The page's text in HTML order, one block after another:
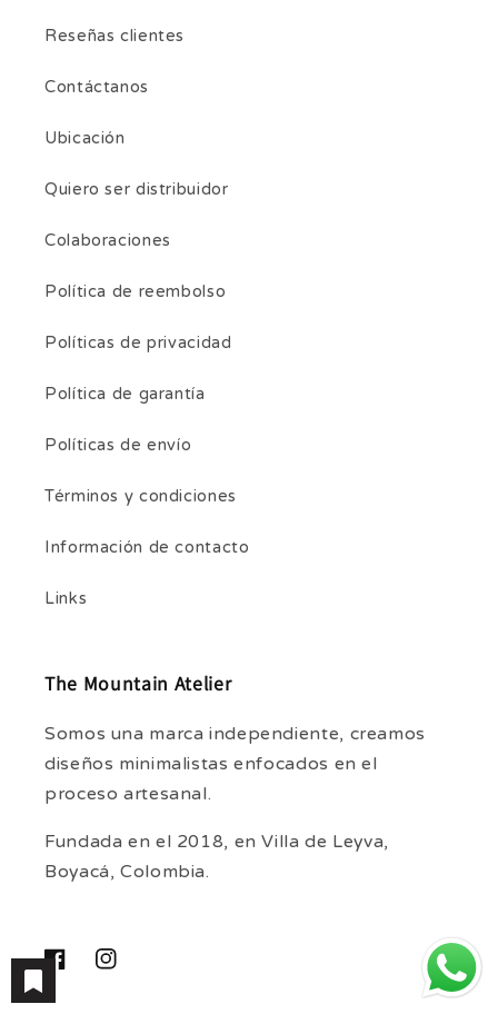
Reseñas clientes
Contáctanos
Ubicación
Quiero ser distribuidor
Colaboraciones
Política de reembolso
Políticas de privacidad
Política de garantía
Políticas de envío
Términos y condiciones
Información de contacto
Links
The Mountain Atelier
Somos una marca independiente, creamos
diseños minimalistas enfocados en el
proceso artesanal.
Fundada en el 2018, en Villa de Leyva,
Boyacá, Colombia.
FacebookInstagram